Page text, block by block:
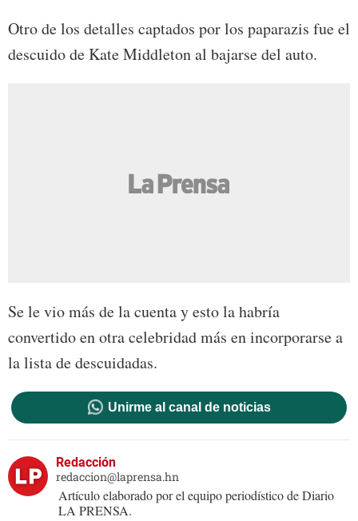
Otro de los detalles captados por los paparazis fue el
descuido de Kate Middleton al bajarse del auto.
Se le vio más de la cuenta y esto la habría
convertido en otra celebridad más en incorporarse a
la lista de descuidadas.
Unirme al canal de noticias
Redacción
redaccion@laprensa.hn
Artículo elaborado por el equipo periodístico de Diario
LA PRENSA.